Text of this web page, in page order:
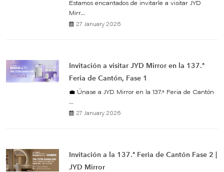
Estamos encantados de invitarle a visitar JYD
Mirr...
27 January 2026
Invitación a visitar JYD Mirror en la 137.ª
Feria de Cantón, Fase 1
💼 Únase a JYD Mirror en la 137.ª Feria de Cantón
...
27 January 2026
Invitación a la 137.ª Feria de Cantón Fase 2 |
JYD Mirror